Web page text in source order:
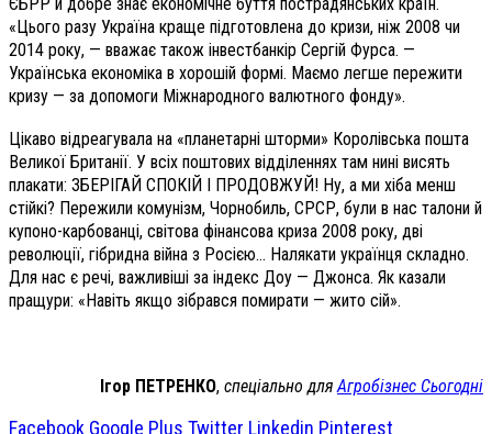
«Цього разу Україна краще підготовлена до кризи, ніж 2008 чи
2014 року, — вважає також інвестбанкір Сергій Фурса. —
Українська економіка в хорошій формі. Маємо легше пережити
кризу — за допомоги Міжнародного валютного фонду».
Цікаво відреагувала на «планетарні шторми» Королівська пошта
Великої Британії. У всіх поштових відділеннях там нині висять
плакати: ЗБЕРІГАЙ СПОКІЙ І ПРОДОВЖУЙ! Ну, а ми хіба менш
стійкі? Пережили комунізм, Чорнобиль, СРСР, були в нас талони й
купоно-карбованці, світова фінансова криза 2008 року, дві
революції, гібридна війна з Росією… Налякати українця складно.
Для нас є речі, важливіші за індекс Доу — Джонса. Як казали
пращури: «Навіть якщо зібрався помирати — жито сій».
Ігор ПЕТРЕНКО, спеціально дляАгробізнес Сьогодні
Facebook Google Plus Twitter Linkedin Pinterest